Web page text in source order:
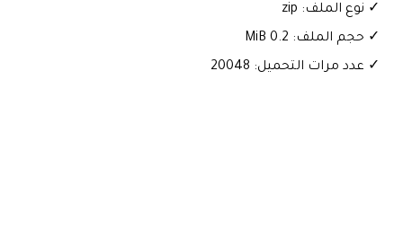
✓ نوع الملف: zip
✓ حجم الملف: 0.2 MiB
✓ عدد مرات التحميل: 20048